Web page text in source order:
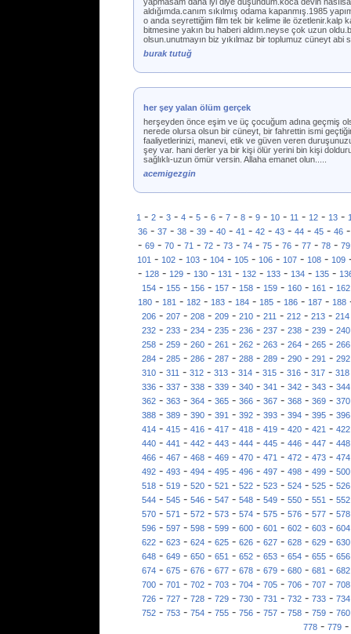
yapmasam daha iyi diye düşündüm.koca devin
aldığımda.canım sıkılmış odama kapanmış.1985
o anda seyrettiğim film tek bir kelime ile özetlenir.kalp
bitmesine yakın bu haberi aldım.neyse çok uzun
olsun.unutmayın biz yıkılmaz bir toplumuz cüneyt abi
burak tutuğ
her şey yalan ölüm gerçek
herşeyden önce eşim ve üç çocuğum adına geçmiş
nerede olursa olsun bir cüneyt, bir fahrettin ismi
faaliyetlerinizi, manevi, etik ve güven veren
şey var. hani derler ya bir kişi ölür yerini bin kişi
sağlıklı-uzun ömür versin. Allaha emanet olun.....
acemigezgin
1- 2- 3- 4- 5- 6- 7- 8- 9- 10- 11- 12- 13-
36- 37- 38- 39- 40- 41- 42- 43- 44- 45- 46
- 69 - 70 - 71 - 72 - 73 - 74 - 75 - 76 - 77 - 78 - 79
101 - 102 - 103 - 104 - 105 - 106 - 107 - 108 - 109
- 128 - 129 - 130 - 131 - 132 - 133 - 134 - 135 -
154- 155- 156- 157- 158- 159- 160- 161- 162
180 - 181 - 182 - 183 - 184 - 185 - 186 - 187 - 188
206 - 207 - 208 - 209 - 210 - 211 - 212 - 213 - 214
232- 233- 234- 235- 236- 237- 238- 239- 240
258- 259- 260- 261- 262- 263- 264- 265- 266
284- 285- 286- 287- 288- 289- 290- 291- 292
310 - 311 - 312 - 313 - 314 - 315 - 316 - 317 - 318
336- 337- 338- 339- 340- 341- 342- 343- 344
362- 363- 364- 365- 366- 367- 368- 369- 370
388 - 389 - 390 - 391 - 392 - 393 - 394 - 395 - 396
414- 415- 416- 417- 418- 419- 420- 421- 422
440- 441- 442- 443- 444- 445- 446- 447- 448
466- 467- 468- 469- 470- 471- 472- 473- 474
492 - 493 - 494 - 495 - 496 - 497 - 498 - 499 - 500
518- 519- 520- 521- 522- 523- 524- 525- 526
544- 545- 546- 547- 548- 549- 550- 551- 552
570- 571- 572- 573- 574- 575- 576- 577- 578
596 - 597 - 598 - 599 - 600 - 601 - 602 - 603 - 604
622- 623- 624- 625- 626- 627- 628- 629- 630
648- 649- 650- 651- 652- 653- 654- 655- 656
674- 675- 676- 677- 678- 679- 680- 681- 682
700 - 701 - 702 - 703 - 704 - 705 - 706 - 707 - 708
726- 727- 728- 729- 730- 731- 732- 733- 734
752- 753- 754- 755- 756- 757- 758- 759- 760
778- 779-